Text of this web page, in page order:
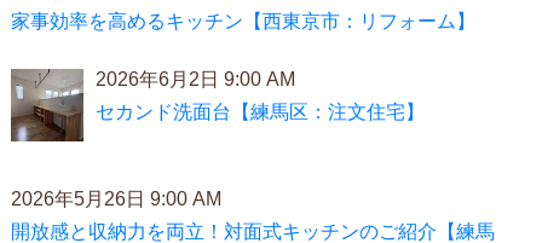
家事効率を高めるキッチン【西東京市：リフォーム】
2026年6月2日 9:00 AM
セカンド洗面台【練馬区：注文住宅】
2026年5月26日 9:00 AM
開放感と収納力を両立！対面式キッチンのご紹介【練馬